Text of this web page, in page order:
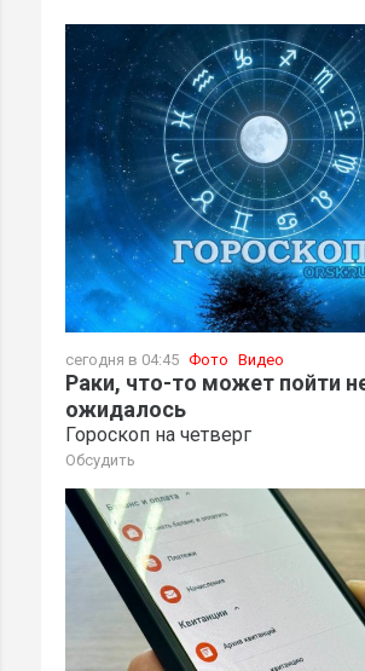
сегодня в 04:45 Фото Видео
Раки, что-то может пойти
ожидалось
Гороскоп на четверг
Обсудить